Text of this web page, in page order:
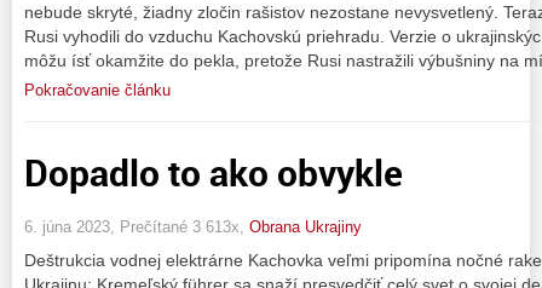
nebude skryté, žiadny zločin rašistov nezostane nevysvetlený.
Rusi vyhodili do vzduchu Kachovskú priehradu. Verzie o
môžu ísť okamžite do pekla, pretože Rusi nastražili výbušniny na
Pokračovanie článku
Dopadlo to ako obvykle
6. júna 2023, Prečítané 3 613x, Obrana Ukrajiny
Deštrukcia vodnej elektrárne Kachovka veľmi pripomína nočné